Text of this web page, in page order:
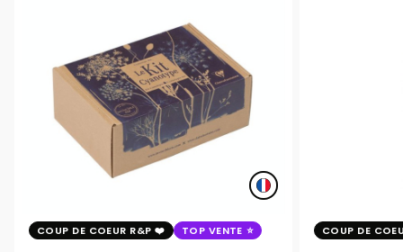
COUP DE COEUR R&P TOP VENTE COUP DE